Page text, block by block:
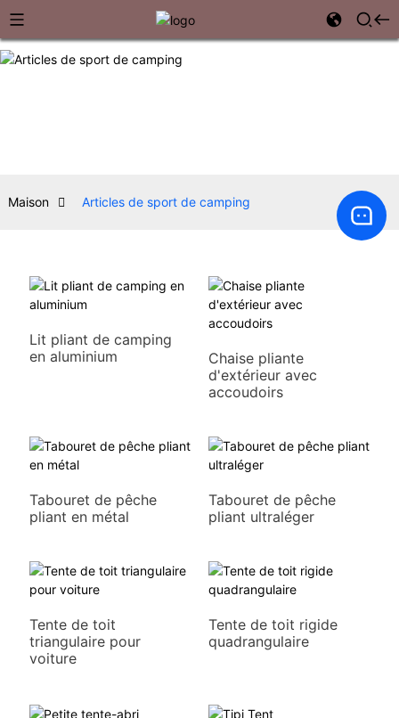
Maison Articles de sport de camping
Lit pliant de camping
en aluminium
Chaise pliante
d'extérieur avec
accoudoirs
Tabouret de pêche
pliant en métal
Tabouret de pêche
pliant ultraléger
Tente de toit
triangulaire pour
voiture
Tente de toit rigide
quadrangulaire